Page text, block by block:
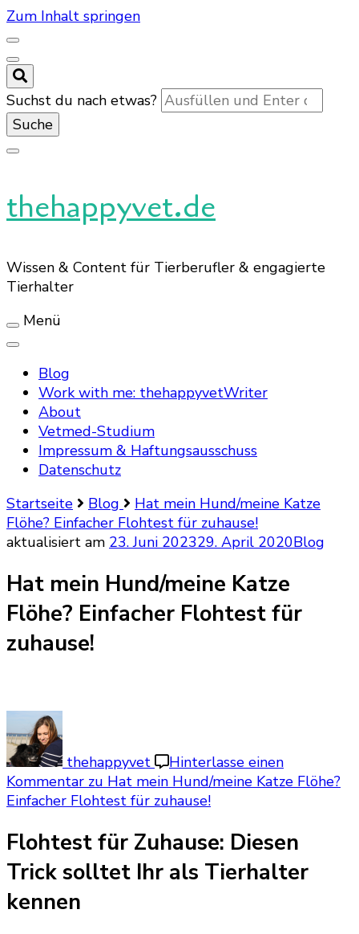
Zum Inhalt springen
Suchst du nach etwas?
thehappyvet.de
Wissen & Content für Tierberufler & engagierte
Tierhalter
Menü
Blog
Work with me: thehappyvetWriter
About
Vetmed-Studium
Impressum & Haftungsausschuss
Datenschutz
Startseite
Blog
Hat mein Hund/meine Katze
Flöhe? Einfacher Flohtest für zuhause!
aktualisiert am 23. Juni 202329. April 2020Blog
Hat mein Hund/meine Katze
Flöhe? Einfacher Flohtest für
zuhause!
thehappyvet
Hinterlasse einen
Kommentar zu Hat mein Hund/meine Katze Flöhe?
Einfacher Flohtest für zuhause!
Flohtest für Zuhause: Diesen
Trick solltet Ihr als Tierhalter
kennen